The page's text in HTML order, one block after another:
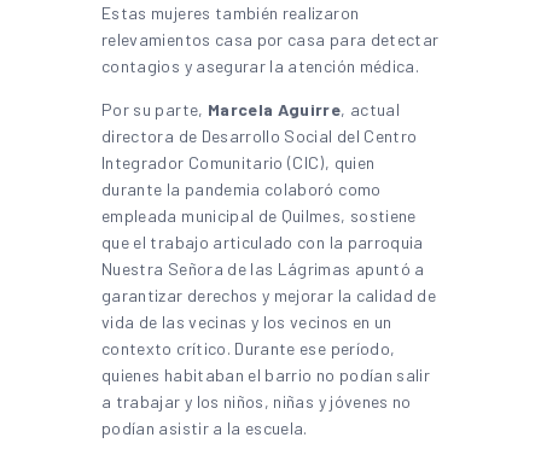
Estas mujeres también realizaron
relevamientos casa por casa para detectar
contagios y asegurar la atención médica.
Por su parte, Marcela Aguirre, actual
directora de Desarrollo Social del Centro
Integrador Comunitario (CIC), quien
durante la pandemia colaboró como
empleada municipal de Quilmes, sostiene
que el trabajo articulado con la parroquia
Nuestra Señora de las Lágrimas apuntó a
garantizar derechos y mejorar la calidad de
vida de las vecinas y los vecinos en un
contexto crítico. Durante ese período,
quienes habitaban el barrio no podían salir
a trabajar y los niños, niñas y jóvenes no
podían asistir a la escuela.